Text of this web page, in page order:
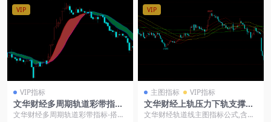
VIP
VIP指标
文华财经多周期轨道彩带指标-
搭配20均线区分趋势整理段源
文华财经多周期轨道彩带指标-搭配
VIP
主图指标 VIP指标
文华财经上轨压力下轨支撑突
破主图
文华财经轨道线主图指标公式,含短